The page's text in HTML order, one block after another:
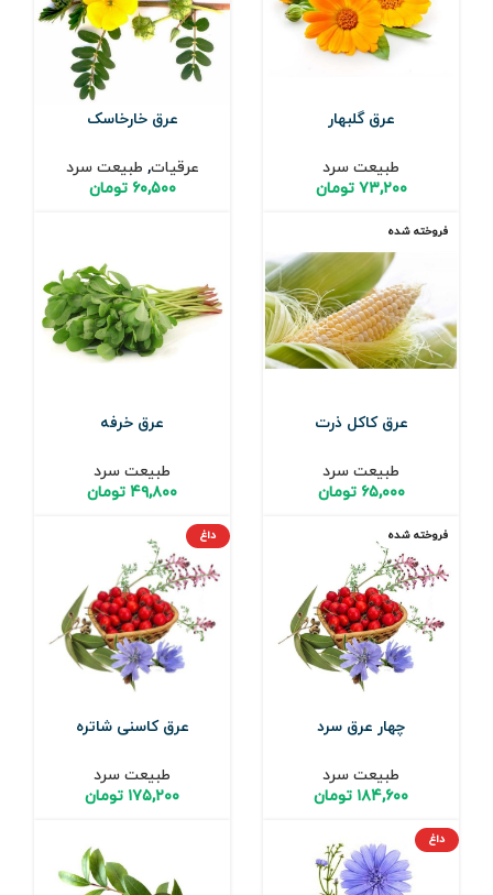
عرق گلبهار
طبیعت سرد
۷۳,۲۰۰ تومان
عرق خارخاسک
عرقیات, طبیعت سرد
۶۰,۵۰۰ تومان
فروخته شده
عرق کاکل ذرت
طبیعت سرد
۶۵,۰۰۰ تومان
عرق خرفه
طبیعت سرد
۴۹,۸۰۰ تومان
فروخته شده
چهار عرق سرد
طبیعت سرد
۱۸۴,۶۰۰ تومان
داغ
عرق کاسنی شاتره
طبیعت سرد
۱۷۵,۲۰۰ تومان
داغ